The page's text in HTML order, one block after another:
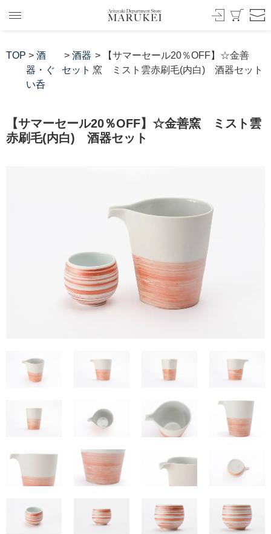
TOP > 酒
器・ぐ
い呑
>酒器
セット
> 【サマーセール20％OFF】☆金善
窯 ミスト雲赤刷毛(内白) 酒器セット
【サマーセール20％OFF】☆金善窯 ミスト雲
赤刷毛(内白) 酒器セット